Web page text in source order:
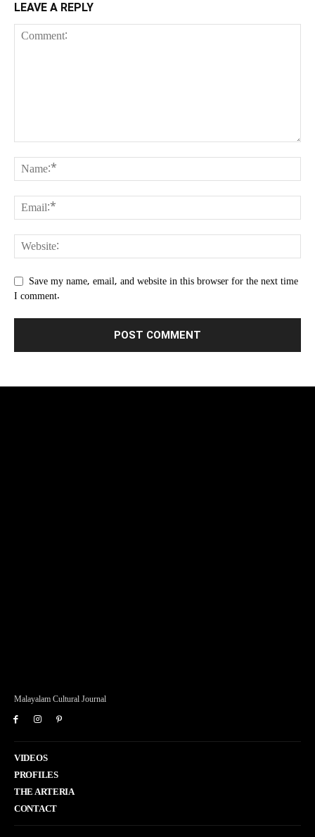
LEAVE A REPLY
Save my name, email, and website in this browser for the next time
I comment.
Malayalam Cultural Journal
VIDEOS
PROFILES
THE ARTERIA
CONTACT